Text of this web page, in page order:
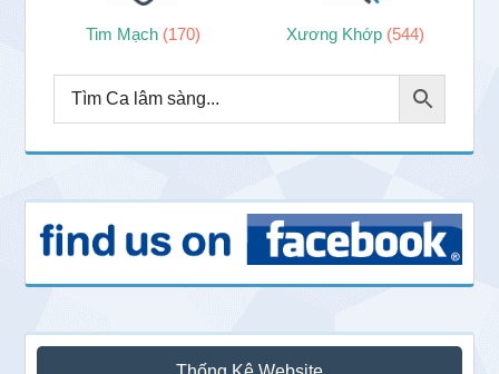
Tim Mạch (170) Xương Khớp (544)